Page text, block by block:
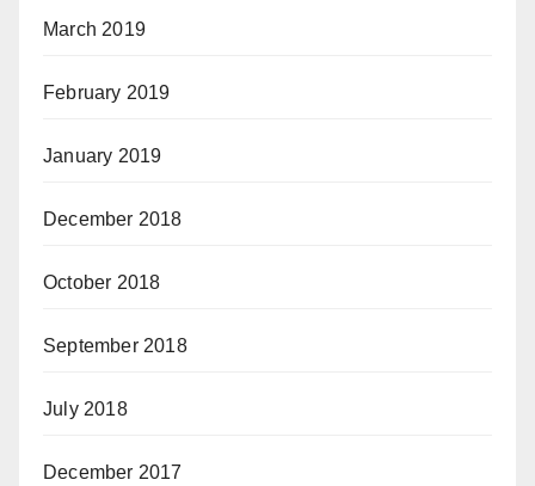
March 2019
February 2019
January 2019
December 2018
October 2018
September 2018
July 2018
December 2017